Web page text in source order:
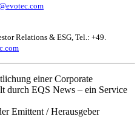
Relations & ESG, Tel.: +49.
einer Corporate
durch EQS News – ein Service
Emittent / Herausgeber